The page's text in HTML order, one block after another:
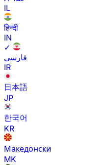
IL
हिन्दी
IN
✓
فارسی
IR
日本語
JP
한국어
KR
Македонски
MK